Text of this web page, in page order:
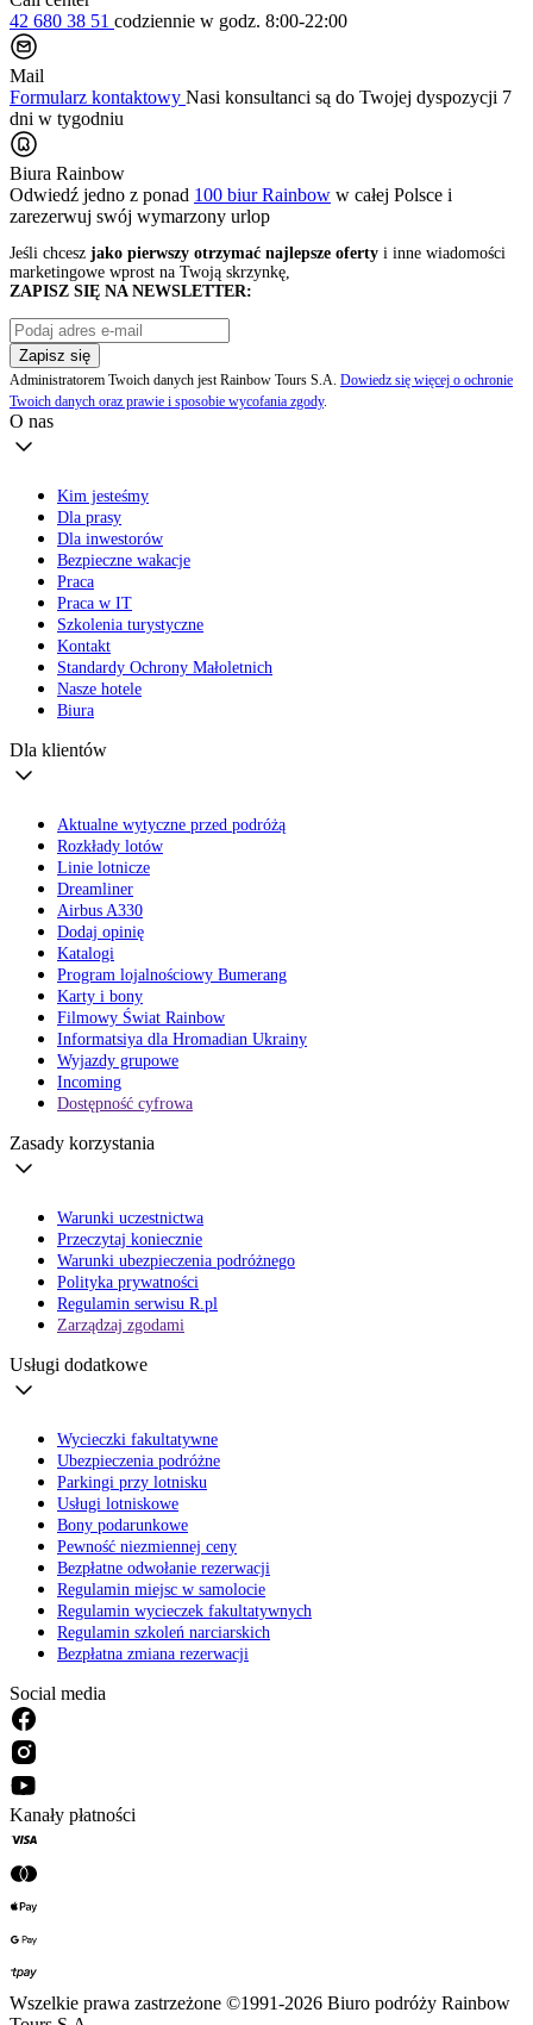
42 680 38 51 codziennie w godz. 8:00-22:00
Mail
Formularz kontaktowy Nasi konsultanci są do Twojej dyspozycji 7
dni w tygodniu
Biura Rainbow
Odwiedź jedno z ponad 100 biur Rainbow w całej Polsce i
zarezerwuj swój wymarzony urlop
Jeśli chcesz jako pierwszy otrzymać najlepsze oferty i inne wiadomości
marketingowe wprost na Twoją skrzynkę,
ZAPISZ SIĘ NA NEWSLETTER:
Zapisz się
Administratorem Twoich danych jest Rainbow Tours S.A. Dowiedz się więcej o ochronie
Twoich danych oraz prawie i sposobie wycofania zgody.
O nas
Kim jesteśmy
Dla prasy
Dla inwestorów
Bezpieczne wakacje
Praca
Praca w IT
Szkolenia turystyczne
Kontakt
Standardy Ochrony Małoletnich
Nasze hotele
Biura
Dla klientów
Aktualne wytyczne przed podróżą
Rozkłady lotów
Linie lotnicze
Dreamliner
Airbus A330
Dodaj opinię
Katalogi
Program lojalnościowy Bumerang
Karty i bony
Filmowy Świat Rainbow
Informatsiya dla Hromadian Ukrainy
Wyjazdy grupowe
Incoming
Dostępność cyfrowa
Zasady korzystania
Warunki uczestnictwa
Przeczytaj koniecznie
Warunki ubezpieczenia podróżnego
Polityka prywatności
Regulamin serwisu R.pl
Zarządzaj zgodami
Usługi dodatkowe
Wycieczki fakultatywne
Ubezpieczenia podróżne
Parkingi przy lotnisku
Usługi lotniskowe
Bony podarunkowe
Pewność niezmiennej ceny
Bezpłatne odwołanie rezerwacji
Regulamin miejsc w samolocie
Regulamin wycieczek fakultatywnych
Regulamin szkoleń narciarskich
Bezpłatna zmiana rezerwacji
Social media
Kanały płatności
Wszelkie prawa zastrzeżone ©1991-2026 Biuro podróży Rainbow